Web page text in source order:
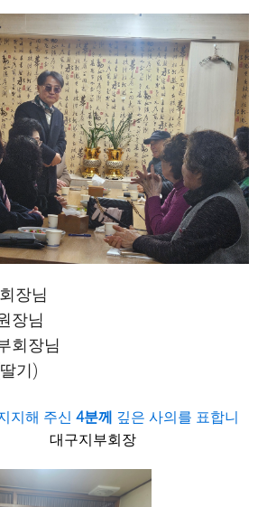
장님
장님
회장님
기)
지해 주신 4분께 깊은 사의를 표합니
대구지부회장